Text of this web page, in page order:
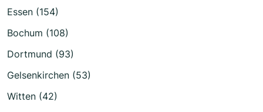
Essen (154)
Bochum (108)
Dortmund (93)
Gelsenkirchen (53)
Witten (42)